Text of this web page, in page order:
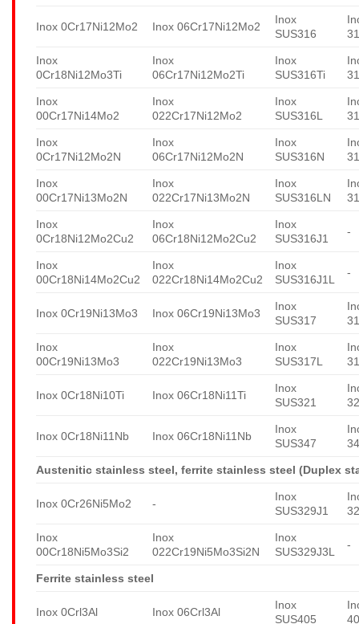
Inox 0Cr17Ni12Mo2 Inox 06Cr17Ni12Mo2
Inox
SUS316
Inox
0Cr18Ni12Mo3Ti
Inox
06Cr17Ni12Mo2Ti
Inox
SUS316Ti
Inox
00Cr17Ni14Mo2
Inox
022Cr17Ni12Mo2
Inox
SUS316L
Inox
0Cr17Ni12Mo2N
Inox
06Cr17Ni12Mo2N
Inox
SUS316N
Inox
00Cr17Ni13Mo2N
Inox
022Cr17Ni13Mo2N
Inox
SUS316LN
Inox
0Cr18Ni12Mo2Cu2
Inox
06Cr18Ni12Mo2Cu2
Inox
SUS316J1
-
Inox
00Cr18Ni14Mo2Cu2
Inox
022Cr18Ni14Mo2Cu2
Inox
SUS316J1L
-
Inox 0Cr19Ni13Mo3 Inox 06Cr19Ni13Mo3
Inox
SUS317
Inox
00Cr19Ni13Mo3
Inox
022Cr19Ni13Mo3
Inox
SUS317L
Inox 0Cr18Ni10Ti Inox 06Cr18Ni11Ti
Inox
SUS321
Inox 0Cr18Ni11Nb Inox 06Cr18Ni11Nb
Inox
SUS347
Austenitic stainless steel, ferrite stainless steel (Duplex
Inox 0Cr26Ni5Mo2 -
Inox
SUS329J1
Inox
00Cr18Ni5Mo3Si2
Inox
022Cr19Ni5Mo3Si2N
Inox
SUS329J3L
-
Ferrite stainless steel
Inox 0Crl3Al Inox 06Crl3Al
Inox
SUS405